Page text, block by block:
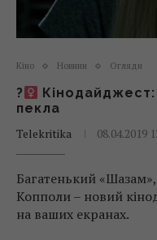
Кіно Новини Огляди
?
пекла
Telekritika
08.04.2019
Багатенький «Шазам»,
Копполи – новий
на ваших екранах.